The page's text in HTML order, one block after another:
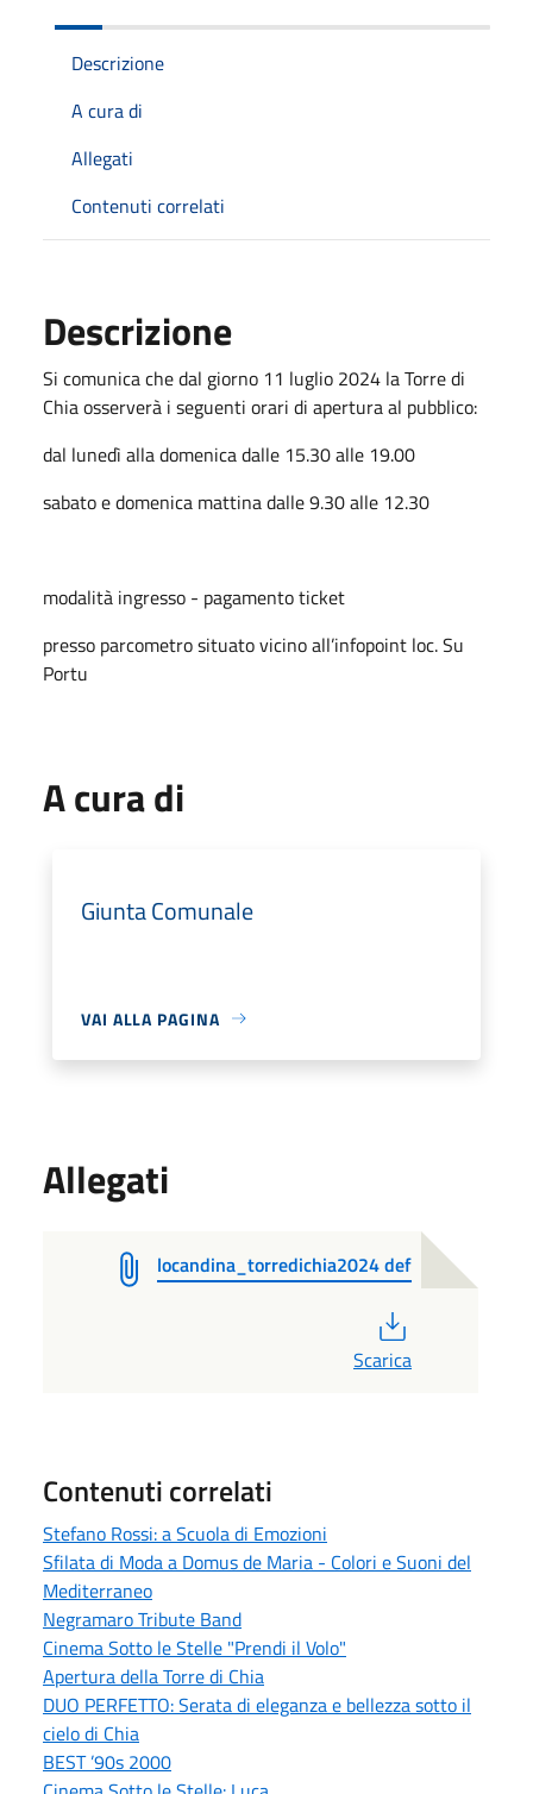
Descrizione
A cura di
Allegati
Contenuti correlati
Descrizione
Si comunica che dal giorno 11 luglio 2024 la Torre di
Chia osserverà i seguenti orari di apertura al pubblico:
dal lunedì alla domenica dalle 15.30 alle 19.00
sabato e domenica mattina dalle 9.30 alle 12.30
modalità ingresso - pagamento ticket
presso parcometro situato vicino all’infopoint loc. Su
Portu
A cura di
Giunta Comunale
VAI ALLA PAGINA
Allegati
locandina_torredichia2024 def
Scarica
Contenuti correlati
Stefano Rossi: a Scuola di Emozioni
Sfilata di Moda a Domus de Maria - Colori e Suoni del
Mediterraneo
Negramaro Tribute Band
Cinema Sotto le Stelle "Prendi il Volo"
Apertura della Torre di Chia
DUO PERFETTO: Serata di eleganza e bellezza sotto il
cielo di Chia
BEST ’90s 2000